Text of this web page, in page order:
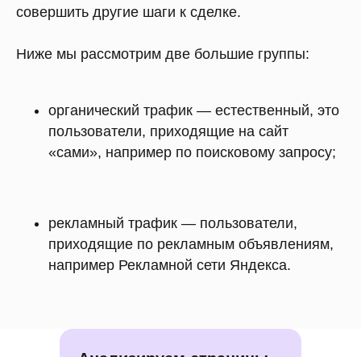
совершить другие шаги к сделке.
Ниже мы рассмотрим две большие группы:
органический трафик — естественный, это
пользователи, приходящие на сайт
«сами», например по поисковому запросу;
рекламный трафик — пользователи,
приходящие по рекламным объявлениям,
например Рекламной сети Яндекса.